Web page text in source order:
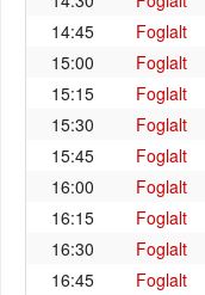
14:45
Foglalt
15:00
Foglalt
15:15
Foglalt
15:30
Foglalt
15:45
Foglalt
16:00
Foglalt
16:15
Foglalt
16:30
Foglalt
16:45
Foglalt